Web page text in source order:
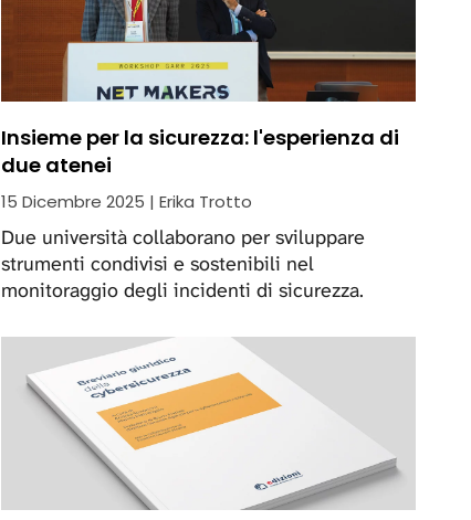
Insieme per la sicurezza: l'esperienza di
due atenei
15 Dicembre 2025 | Erika Trotto
Due università collaborano per sviluppare
strumenti condivisi e sostenibili nel
monitoraggio degli incidenti di sicurezza.